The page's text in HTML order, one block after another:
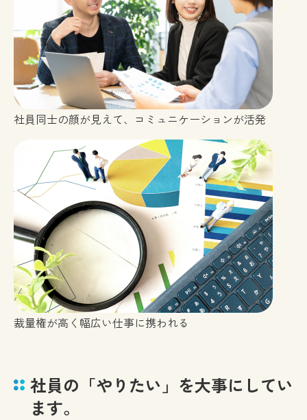
社員同士の顔が見えて、コミュニケーションが活発
裁量権が高く幅広い仕事に携われる
社員の「やりたい」を大事にしてい
ます。